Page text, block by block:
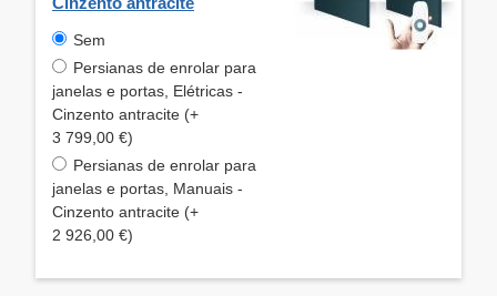
Sem
Persianas de enrolar para
janelas e portas, Elétricas -
Cinzento antracite (+
3 799,00 €)
Persianas de enrolar para
janelas e portas, Manuais -
Cinzento antracite (+
2 926,00 €)